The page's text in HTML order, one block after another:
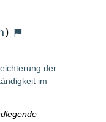
)
der
im